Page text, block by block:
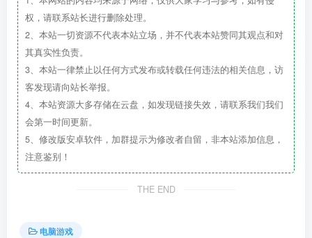
权，请联系站长进行删除处理。
2、本站一切资源不代表本站立场，并不代表本站赞同其观点和对
其真实性负责。
3、本站一律禁止以任何方式发布或转载任何违法的相关信息，访
客发现请向站长举报。
4、本站资源大多存储在云盘，如发现链接失效，请联系我们我们
会第一时间更新。
5、修改版安卓软件，加群提示为修改者自留，非本站添加信息，
注意鉴别！
THE END
电脑游戏